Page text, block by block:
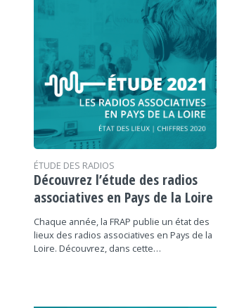
ÉTUDE DES RADIOS
Découvrez l’étude des radios
associatives en Pays de la Loire
Chaque année, la FRAP publie un état des
lieux des radios associatives en Pays de la
Loire. Découvrez, dans cette…